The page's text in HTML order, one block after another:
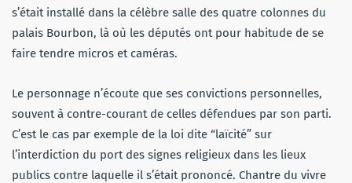
s’était installé dans la célèbre salle des quatre colonnes du
palais Bourbon, là où les députés ont pour habitude de se
faire tendre micros et caméras.
Le personnage n’écoute que ses convictions personnelles,
souvent à contre-courant de celles défendues par son parti.
C’est le cas par exemple de la loi dite “laïcité” sur
l’interdiction du port des signes religieux dans les lieux
publics contre laquelle il s’était prononcé. Chantre du vivre